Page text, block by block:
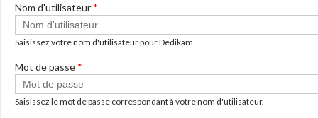
Nom d'utilisateur *
Saisissez votre nom d'utilisateur pour Dedikam.
Mot de passe *
Saisissez le mot de passe correspondant à votre nom d'utilisateur.